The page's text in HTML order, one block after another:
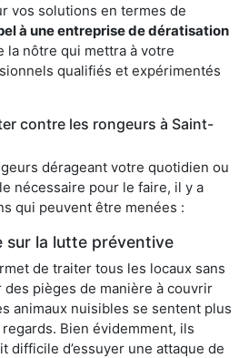
vos solutions en termes de
à une entreprise de dératisation
la nôtre qui mettra à votre
qualifiés et expérimentés
contre les rongeurs à Saint-
dérageant votre quotidien ou
nécessaire pour le faire, il y a
qui peuvent être menées :
sur la lutte préventive
de traiter tous les locaux sans
pièges de manière à couvrir
animaux nuisibles se sentent plus
Bien évidemment, ils
difficile d’essuyer une attaque de